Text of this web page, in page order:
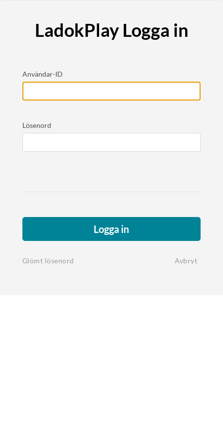
LadokPlay Logga in
Användar-ID
Lösenord
Logga in
Glömt lösenord Avbryt